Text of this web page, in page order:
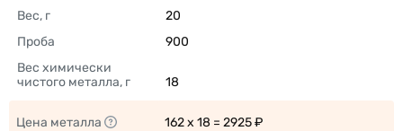
Вес, г
20
Проба
900
Вес химически
чистого металла, г
18
Цена металла 162 x 18 = 2925 ₽